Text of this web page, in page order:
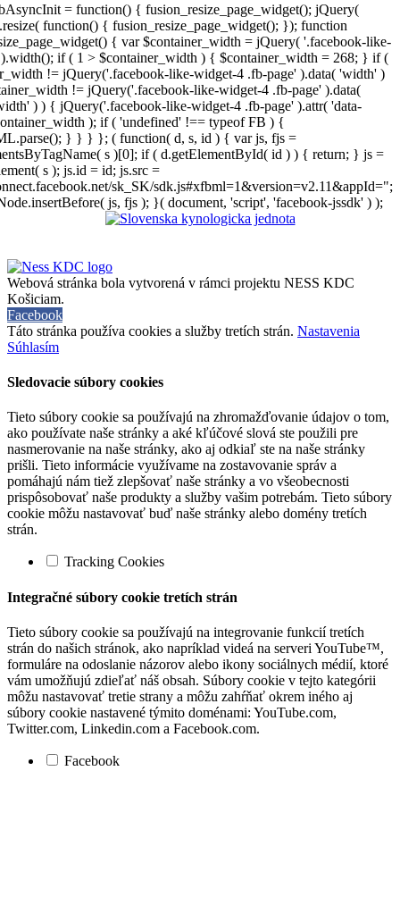
= function() { fusion_resize_page_widget(); jQuery(
function() { fusion_resize_page_widget(); }); function
{ var $container_width = jQuery( '.facebook-like-
if ( 1 > $container_width ) { $container_width = 268; } if (
!= jQuery('.facebook-like-widget-4 .fb-page' ).data( 'width' )
!= jQuery('.facebook-like-widget-4 .fb-page' ).data(
) ) { jQuery('.facebook-like-widget-4 .fb-page' ).attr( 'data-
); if ( 'undefined' !== typeof FB ) {
} } } }; ( function( d, s, id ) { var js, fjs =
s )[0]; if ( d.getElementById( id ) ) { return; } js =
s ); js.id = id; js.src =
sk_SK/sdk.js#xfbml=1&version=v2.11&appId=";
js, fjs ); }( document, 'script', 'facebook-jssdk' ) );
Webová stránka bola vytvorená v rámci projektu NESS KDC
Košiciam.
Facebook
Táto stránka používa cookies a služby tretích strán. Nastavenia
Súhlasím
Sledovacie súbory cookies
Tieto súbory cookie sa používajú na zhromažďovanie údajov o tom,
ako používate naše stránky a aké kľúčové slová ste použili pre
nasmerovanie na naše stránky, ako aj odkiaľ ste na naše stránky
prišli. Tieto informácie využívame na zostavovanie správ a
pomáhajú nám tiež zlepšovať naše stránky a vo všeobecnosti
prispôsobovať naše produkty a služby vašim potrebám. Tieto súbory
cookie môžu nastavovať buď naše stránky alebo domény tretích
strán.
Tracking Cookies
Integračné súbory cookie tretích strán
Tieto súbory cookie sa používajú na integrovanie funkcií tretích
strán do našich stránok, ako napríklad videá na serveri YouTube™,
formuláre na odoslanie názorov alebo ikony sociálnych médií, ktoré
vám umožňujú zdieľať náš obsah. Súbory cookie v tejto kategórii
môžu nastavovať tretie strany a môžu zahŕňať okrem iného aj
súbory cookie nastavené týmito doménami: YouTube.com,
Twitter.com, Linkedin.com a Facebook.com.
Facebook